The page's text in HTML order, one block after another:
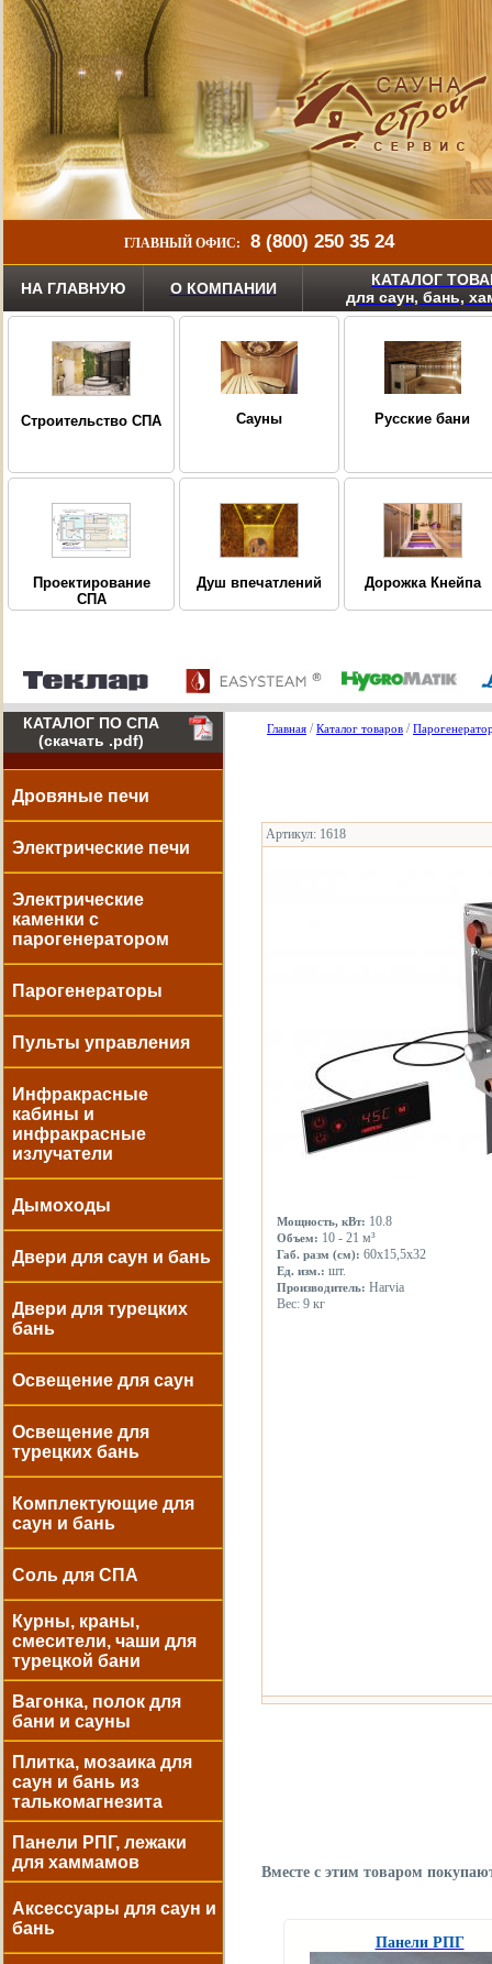
ГЛАВНЫЙ ОФИС: 8 (800) 250 35 24
НА ГЛАВНУЮ О КОМПАНИИ
КАТАЛОГ
для саун, бань,
Строительство СПА Сауны Русские бани
Проектирование
СПА
Душ впечатлений Дорожка Кнейпа
КАТАЛОГ ПО СПА
(скачать .pdf)
Дровяные печи
Электрические печи
Электрические
каменки с
парогенератором
Парогенераторы
Пульты управления
Инфракрасные
кабины и
инфракрасные
излучатели
Дымоходы
Двери для саун и бань
Двери для турецких
бань
Освещение для саун
Освещение для
турецких бань
Комплектующие для
саун и бань
Соль для СПА
Курны, краны,
смесители, чаши для
турецкой бани
Вагонка, полок для
бани и сауны
Плитка, мозаика для
саун и бань из
талькомагнезита
Панели РПГ, лежаки
для хаммамов
Аксессуары для саун и
бань
Главная /Каталог товаров /
Артикул: 1618
Мощность, кВт: 10.8
Объем: 10 - 21 м³
Габ. разм (см): 60x15,5x32
Ед. изм.: шт.
Производитель: Harvia
Вес: 9 кг
Вместе с этим товаром
Панели РПГ